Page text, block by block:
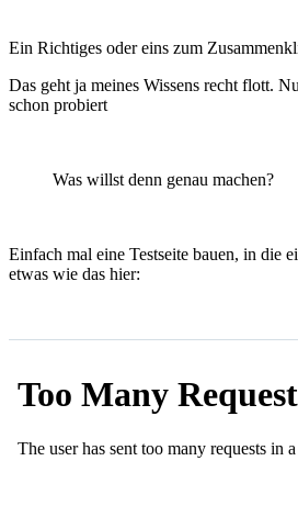
Ein Richtiges oder eins zum
Das geht ja meines Wissens recht flott.
schon probiert
Was willst denn genau machen?
Einfach mal eine Testseite bauen, in die
etwas wie das hier: